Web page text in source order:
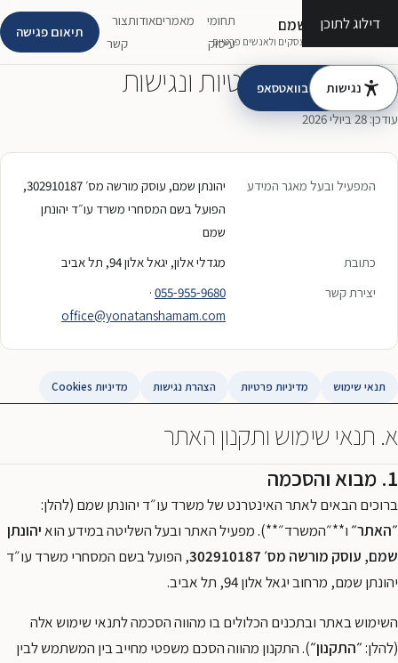
דילוג לתוכן
עו״ד יהונתן שמם
משרד עורכי דין לעסקים ולאנשים פרטיים
תחומי
עיסוק
מאמריםאודותצור
קשר
תיאום פגישה
דברו איתי בוואטסאפ
נגישות
תנאי שימוש, פרטיות ונגישות
עודכן: 28 ביולי 2026
המפעיל ובעל מאגר המידע יהונתן שמם, עוסק מורשה מס׳ 302910187
,
הפועל בשם המסחרי משרד עו״ד יהונתן
שמם
כתובת
מגדלי אלון, יגאל אלון 94, תל אביב
יצירת קשר
055-955-9680
·
office@yonatanshamam.com
תנאי שימוש מדיניות פרטיות הצהרת נגישות מדיניות Cookies
א. תנאי שימוש ותקנון האתר
1. מבוא והסכמה
ברוכים הבאים לאתר האינטרנט של משרד עו״ד יהונתן שמם (להלן:
״האתר״ ו**״המשרד״**). מפעיל האתר ובעל השליטה במידע הואיהונתן
שמם, עוסק מורשה מס׳ 302910187
, הפועל בשם המסחרי משרד עו״ד
יהונתן שמם, מרחוב יגאל אלון 94, תל אביב.
השימוש באתר ובתכנים הכלולים בו מהווה הסכמה לתנאי שימוש אלה
(להלן:״התקנון״). התקנון מהווה הסכם משפטי מחייב בין המשתמש לבין